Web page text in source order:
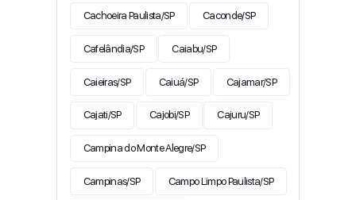
Cachoeira Paulista/SP Caconde/SP
Cafelândia/SP Caiabu/SP
Caieiras/SP Caiuá/SP Cajamar/SP
Cajati/SP Cajobi/SP Cajuru/SP
Campina do Monte Alegre/SP
Campinas/SP Campo Limpo Paulista/SP